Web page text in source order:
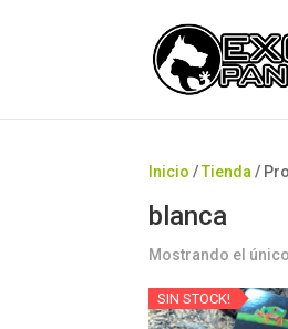
Inicio /Tienda /
blanca
Mostrando el
SIN STOCK!